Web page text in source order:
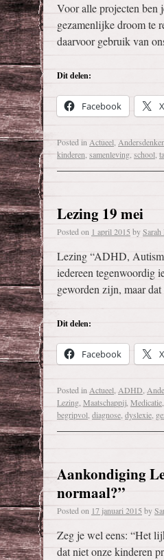
Voor alle projecten ben
gezamenlijke droom te
daarvoor gebruik van
Dit delen:
Facebook X
Posted in Actueel
kinderen samenleving school
Lezing 19 mei
Posted on 1 april 2015 by
Lezing “ADHD,
iedereen tegenwoordig
geworden zijn, maar
Dit delen:
Facebook X
Posted in Actueel ADHD
Lezing Maatschappij Medicatie
begripvol diagnose dyslexie
Aankondiging
normaal?”
Posted on 17 januari 2015 by
Zeg je wel eens: “Het
dat niet onze kinderen